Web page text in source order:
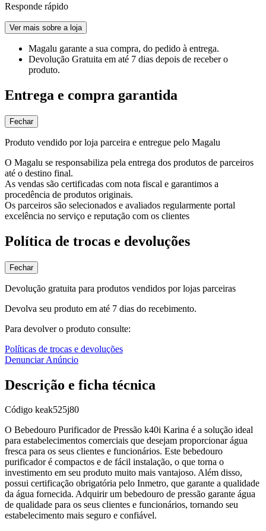
Responde rápido
Ver mais sobre a loja
Magalu garante a sua compra, do pedido à entrega.
Devolução Gratuita em até 7 dias depois de receber o
produto.
Entrega e compra garantida
Fechar
Produto vendido por loja parceira e entregue pelo Magalu
O Magalu se responsabiliza pela entrega dos produtos de parceiros
até o destino final.
As vendas são certificadas com nota fiscal e garantimos a
procedência de produtos originais.
Os parceiros são selecionados e avaliados regularmente portal
excelência no serviço e reputação com os clientes
Política de trocas e devoluções
Fechar
Devolução gratuita para produtos vendidos por lojas parceiras
Devolva seu produto em até 7 dias do recebimento.
Para devolver o produto consulte:
Políticas de trocas e devoluções
Denunciar Anúncio
Descrição e ficha técnica
Código keak525j80
O Bebedouro Purificador de Pressão k40i Karina é a solução ideal
para estabelecimentos comerciais que desejam proporcionar água
fresca para os seus clientes e funcionários. Este bebedouro
purificador é compactos e de fácil instalação, o que torna o
investimento em seu produto muito mais vantajoso. Além disso,
possui certificação obrigatória pelo Inmetro, que garante a qualidade
da água fornecida. Adquirir um bebedouro de pressão garante água
de qualidade para os seus clientes e funcionários, tornando seu
estabelecimento mais seguro e confiável.